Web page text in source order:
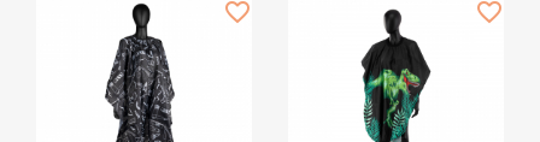
favorite_border favorite_border